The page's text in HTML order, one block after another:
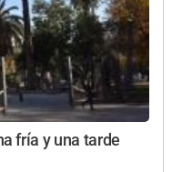
fría y una tarde